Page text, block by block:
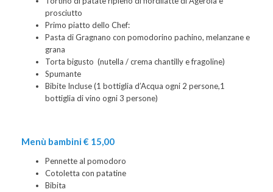
prosciutto
Primo piatto dello Chef:
Pasta di Gragnano con pomodorino pachino, melanzane e
grana
Torta bigusto (nutella / crema chantilly e fragoline)
Spumante
Bibite Incluse (1 bottiglia d’Acqua ogni 2 persone,1
bottiglia di vino ogni 3 persone)
Menù bambini € 15,00
Pennette al pomodoro
Cotoletta con patatine
Bibita